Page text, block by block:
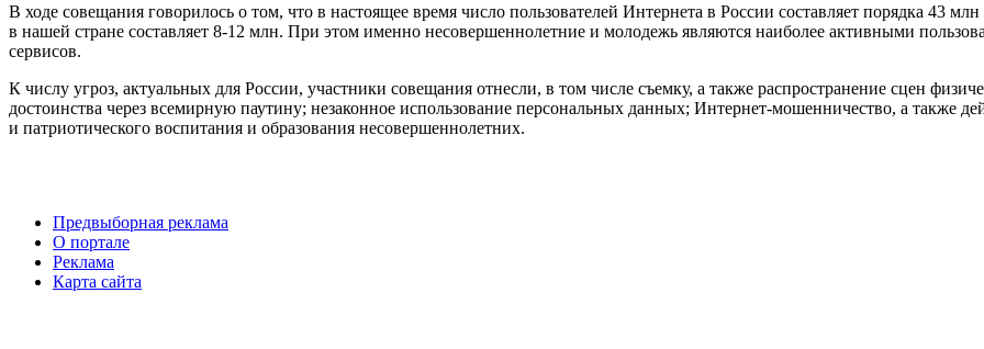
В ходе совещания говорилось о том, что в настоящее время число пользователей Интернета в России составляет порядка 43
в нашей стране составляет 8-12 млн. При этом именно несовершеннолетние и молодежь являются наиболее активными
сервисов.
К числу угроз, актуальных для России, участники совещания отнесли, в том числе съемку, а также распространение сцен
достоинства через всемирную паутину; незаконное использование персональных данных; Интернет-мошенничество, а также
и патриотического воспитания и образования несовершеннолетних.
Предвыборная реклама
О портале
Реклама
Карта сайта